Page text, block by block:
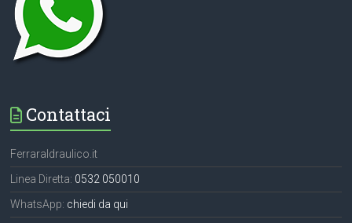
Contattaci
FerraraIdraulico.it
Linea Diretta: 0532 050010
WhatsApp: chiedi da qui